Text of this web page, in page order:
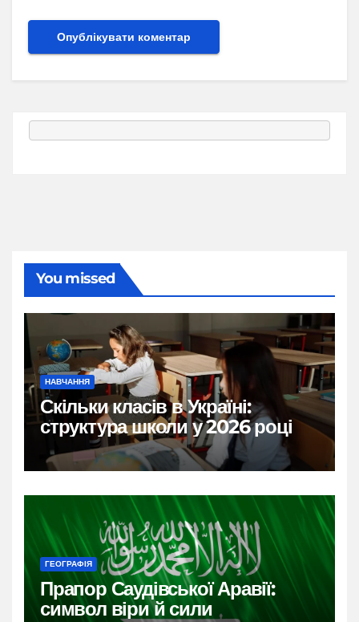
You missed
НАВЧАННЯ
Скільки класів в Україні:
структура школи у 2026 році
ГЕОГРАФІЯ
Прапор Саудівської Аравії:
символ віри й сили